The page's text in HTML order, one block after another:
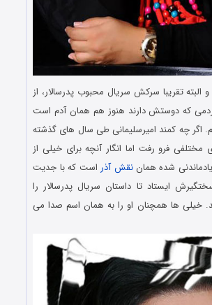
البته تقریبا سرکش سریال محبوب پدرسالار، از
که دوستش دارند هنوز هم همان آدم است
اگر چه کمند امیرسلیمانی طی سال های گذشته
فرو رفت اما انگار آنچه برای خیلی از
یادماندنی شده هماننقش آذر است که با جدیت
ایستاد تا داستان سریال پدرسالار را
خیلی ها همچنان او را به همان اسم صدا می